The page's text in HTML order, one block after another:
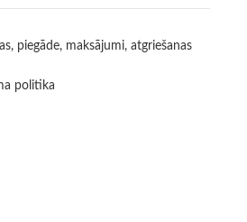
piegāde, maksājumi, atgriešanas
politika